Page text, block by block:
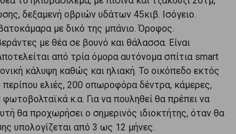
δεξαμενή οβριών υδάτων 45κιβ. Ισόγειο.
με δικό της μπάνιο. Όροφος.
με θέα σε βουνό και θάλασσα. Είναι
από τρία όμορα αυτόνομα σπίτια smart
κάλυψη καθώς και ηλιακή. Το οικόπεδο εκτός
ελιές, 200 οπωροφόρα δέντρα, κάμερες,
κ.α. Για να πουληθεί θα πρέπει να
θα προχωρήσει ο σημερινός ιδιοκτήτης, όταν θα
υπολογίζεται από 3 ως 12 μήνες.